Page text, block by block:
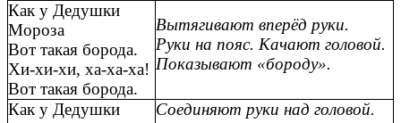
Как у Дедушки
Мороза
Вот такая борода.
Хи-хи-хи, ха-ха-ха!
Вот такая борода.
Вытягивают вперёд руки.
Руки на пояс. Качают головой.
Показывают «бороду».
Как у Дедушки
Соединяют руки над головой.